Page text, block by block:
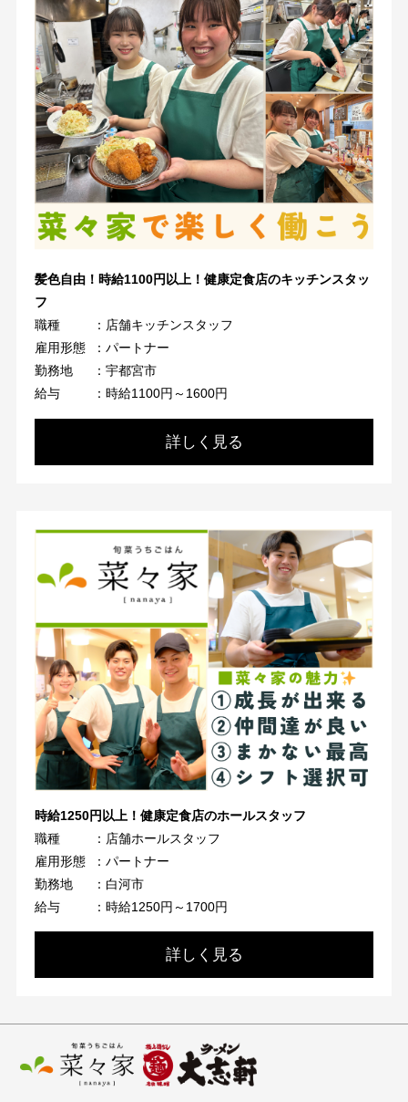
髪色自由！時給1100円以上！健康定食店のキッチンスタッ
フ
職種
：店舗キッチンスタッフ
雇用形態
：パートナー
勤務地
：宇都宮市
給与
：時給1100円～1600円
詳しく見る
時給1250円以上！健康定食店のホールスタッフ
職種
：店舗ホールスタッフ
雇用形態
：パートナー
勤務地
：白河市
給与
：時給1250円～1700円
詳しく見る